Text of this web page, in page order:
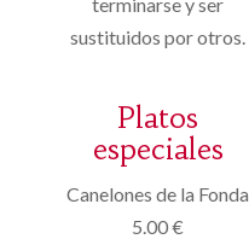
sustituidos por otros.
Platos
especiales
Canelones de la Fonda
5.00 €